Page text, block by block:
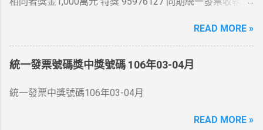
、 41876525 、 86331065 同期統一發票收執聯8位數號碼
與上列號碼相同者獎金20萬元 二獎 同期統一發票收執聯末
7 位數號碼與頭獎中獎號碼末7 位相同者各得獎金4 萬元 三
獎 同期統一發票收執聯末6 位數號碼與頭獎中獎號碼末6 位
相同者各得獎金1 萬元 四獎 同期統一發票收執聯末5 位數
號碼與頭獎中獎號碼末5 位相同者各得獎金4 千元 五獎 同
期統一發票收執聯末4 位數號碼與頭獎中獎號碼末4 位相同
READ MORE »
統一發票號碼獎中獎號碼 106年03-04月
統一發票中獎號碼106年03-04月
READ MORE »